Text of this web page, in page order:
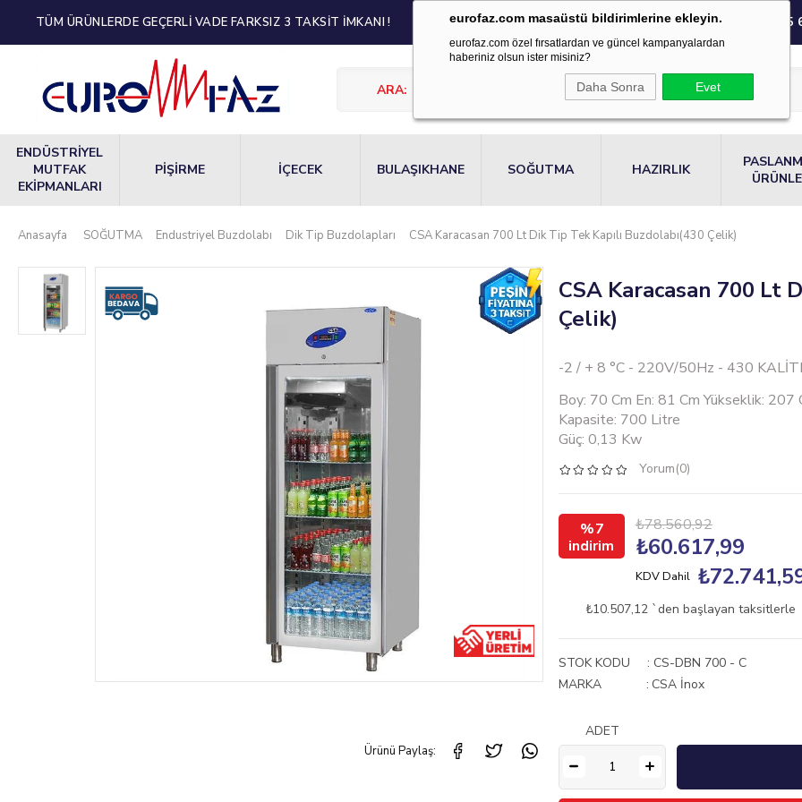
eurofaz.com masaüstü bildirimlerine ekleyin.
eurofaz.com özel fırsatlardan ve güncel kampanyalardan
haberiniz olsun ister misiniz?
Daha Sonra Evet
TÜM ÜRÜNLERDE GEÇERLİ VADE FARKSIZ 3 TAKSİT İMKANI ! 0850 220 55
ENDÜSTRİYEL
MUTFAK
EKİPMANLARI
PİŞİRME İÇECEK BULAŞIKHANE SOĞUTMA HAZIRLIK
Anasayfa SOĞUTMA Endustriyel Buzdolabı Dik Tip Buzdolapları CSA Karacasan 700 Lt Dik Tip Tek Kapılı Buzdolabı(430 Çelik)
Ürünü Paylaş:
CSA Karacasan 700 Lt
Çelik)
-2 / + 8 °C - 220V/50Hz - 430
Boy: 70 Cm En: 81 Cm Yükseklik: 207
Kapasite: 700 Litre
Güç: 0,13 Kw
Yorum(0)
7 ₺78.560,92
₺60.617,99
KDV Dahil
₺10.507,12 `den başlayan taksitlerle
STOK KODU
CS-DBN 700 - C
MARKA
: CSA İnox
ADET